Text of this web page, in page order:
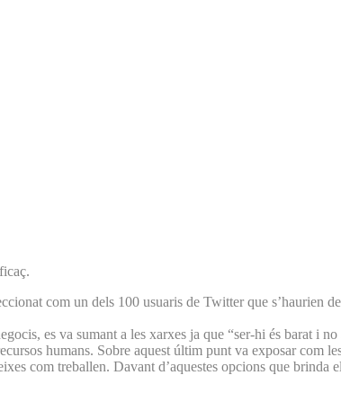
com un dels 100 usuaris de Twitter que s’haurien
es va sumant a les xarxes ja que “ser-hi és barat i
humans. Sobre aquest últim punt va exposar com
com treballen. Davant d’aquestes opcions que